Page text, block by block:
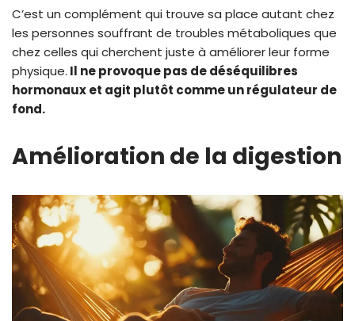
C’est un complément qui trouve sa place autant chez
les personnes souffrant de troubles métaboliques que
chez celles qui cherchent juste à améliorer leur forme
physique. Il ne provoque pas de déséquilibres
hormonaux et agit plutôt comme un régulateur de
fond.
Amélioration de la digestion